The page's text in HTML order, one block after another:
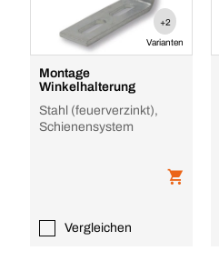
+2
Varianten
Montage
Winkelhalterung
Stahl (feuerverzinkt),
Schienensystem
Vergleichen